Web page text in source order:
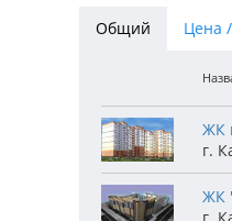
Общий Цена
ЖК
г.
ЖК